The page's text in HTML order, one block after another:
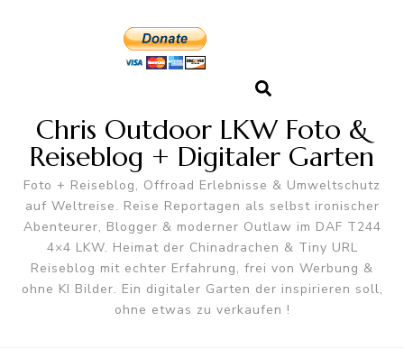
Chris Outdoor LKW Foto &
Reiseblog + Digitaler Garten
Foto + Reiseblog, Offroad Erlebnisse & Umweltschutz
auf Weltreise. Reise Reportagen als selbst ironischer
Abenteurer, Blogger & moderner Outlaw im DAF T244
4×4 LKW. Heimat der Chinadrachen & Tiny URL
Reiseblog mit echter Erfahrung, frei von Werbung &
ohne KI Bilder. Ein digitaler Garten der inspirieren soll,
ohne etwas zu verkaufen !